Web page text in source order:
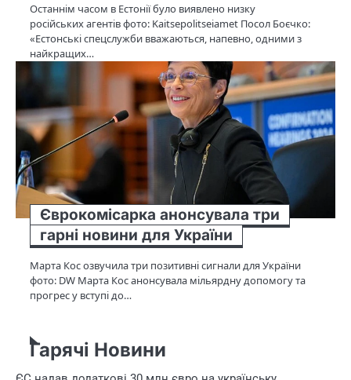
Останнім часом в Естонії було виявлено низку
російських агентів фото: Kaitsepolitseiamet Посол Боєчко:
«Естонські спецслужби вважаються, напевно, одними з
найкращих…
Єврокомісарка анонсувала три
гарні новини для України
Марта Кос озвучила три позитивні сигнали для України
фото: DW Марта Кос анонсувала мільярдну допомогу та
прогрес у вступі до…
Гарячі Новини